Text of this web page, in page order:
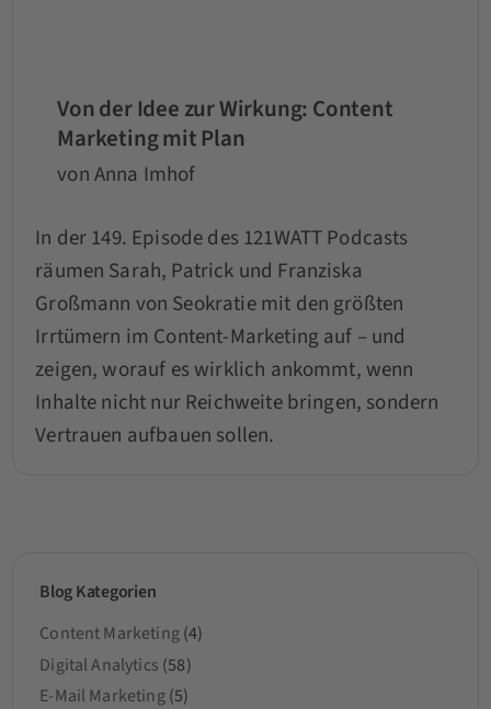
Von der Idee zur Wirkung: Content
Marketing mit Plan
von Anna Imhof
In der 149. Episode des 121WATT Podcasts
räumen Sarah, Patrick und Franziska
Großmann von Seokratie mit den größten
Irrtümern im Content-Marketing auf – und
zeigen, worauf es wirklich ankommt, wenn
Inhalte nicht nur Reichweite bringen, sondern
Vertrauen aufbauen sollen.
Blog Kategorien
Content Marketing(4)
Digital Analytics (58)
E-Mail Marketing(5)